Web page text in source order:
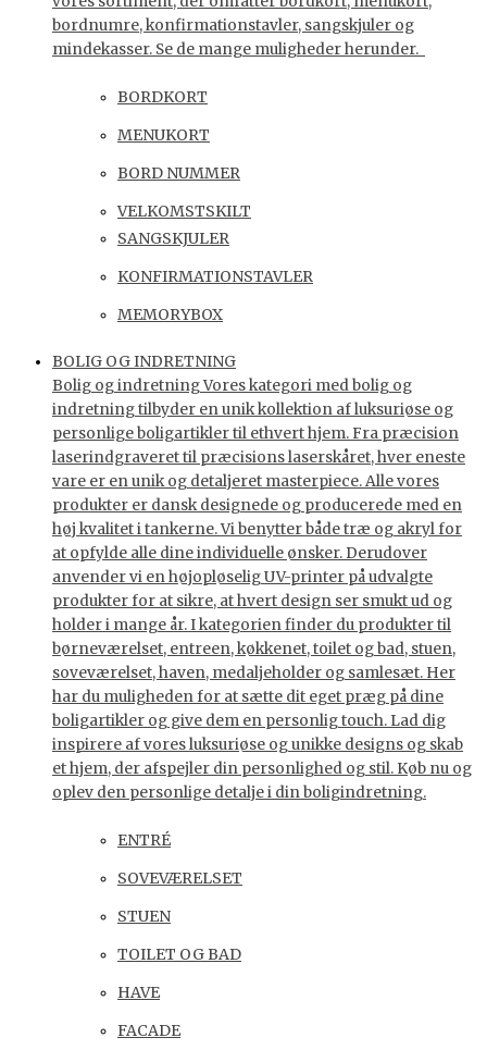
bordnumre, konfirmationstavler, sangskjuler og
mindekasser. Se de mange muligheder herunder.
BORDKORT
MENUKORT
BORD NUMMER
VELKOMSTSKILT
SANGSKJULER
KONFIRMATIONSTAVLER
MEMORYBOX
BOLIG OG INDRETNING
Bolig og indretning Vores kategori med bolig og
indretning tilbyder en unik kollektion af luksuriøse og
personlige boligartikler til ethvert hjem. Fra præcision
laserindgraveret til præcisions laserskåret, hver eneste
vare er en unik og detaljeret masterpiece. Alle vores
produkter er dansk designede og producerede med en
høj kvalitet i tankerne. Vi benytter både træ og akryl for
at opfylde alle dine individuelle ønsker. Derudover
anvender vi en højopløselig UV-printer på udvalgte
produkter for at sikre, at hvert design ser smukt ud og
holder i mange år. I kategorien finder du produkter til
børneværelset, entreen, køkkenet, toilet og bad, stuen,
soveværelset, haven, medaljeholder og samlesæt. Her
har du muligheden for at sætte dit eget præg på dine
boligartikler og give dem en personlig touch. Lad dig
inspirere af vores luksuriøse og unikke designs og skab
et hjem, der afspejler din personlighed og stil. Køb nu og
oplev den personlige detalje i din boligindretning.
ENTRÉ
SOVEVÆRELSET
STUEN
TOILET OG BAD
HAVE
FACADE